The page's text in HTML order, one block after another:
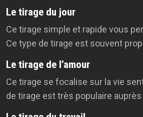
Le tirage du jour
Ce tirage simple et rapide vous
Ce type de tirage est souvent
Le tirage de l’amour
Ce tirage se focalise sur la vie
de tirage est très populaire